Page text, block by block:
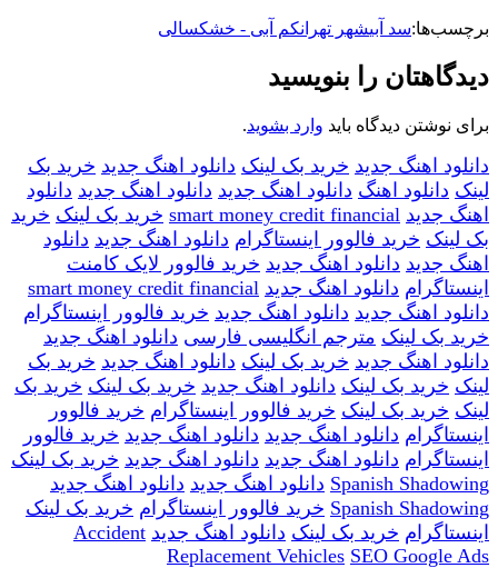
برچسب‌ها:سد آبیشهر تهرانکم آبی - خشکسالی
دیدگاهتان را بنویسید
برای نوشتن دیدگاه باید وارد بشوید.
دانلود اهنگ جدید خرید بک لینک دانلود اهنگ جدید خرید بک
لینک دانلود اهنگ دانلود اهنگ جدید دانلود اهنگ جدید دانلود
اهنگ جدید smart money credit financial خرید بک لینک خرید
بک لینک خرید فالوور اینستاگرام دانلود اهنگ جدید دانلود
اهنگ جدید دانلود اهنگ جدید خرید فالوور لایک کامنت
اینستاگرام دانلود اهنگ جدید smart money credit financial
دانلود اهنگ جدید دانلود اهنگ جدید خرید فالوور اینستاگرام
خرید بک لینک مترجم انگلیسی فارسی دانلود اهنگ جدید
دانلود اهنگ جدید خرید بک لینک دانلود اهنگ جدید خرید بک
لینک خرید بک لینک دانلود اهنگ جدید خرید بک لینک خرید بک
لینک خرید بک لینک خرید فالوور اینستاگرام خرید فالوور
اینستاگرام دانلود اهنگ جدید دانلود اهنگ جدید خرید فالوور
اینستاگرام دانلود اهنگ جدید دانلود اهنگ جدید خرید بک لینک
Spanish Shadowing دانلود اهنگ جدید دانلود اهنگ جدید
Spanish Shadowing خرید فالوور اینستاگرام خرید بک لینک
اینستاگرام خرید بک لینک دانلود اهنگ جدید Accident
Replacement Vehicles SEO Google Ads